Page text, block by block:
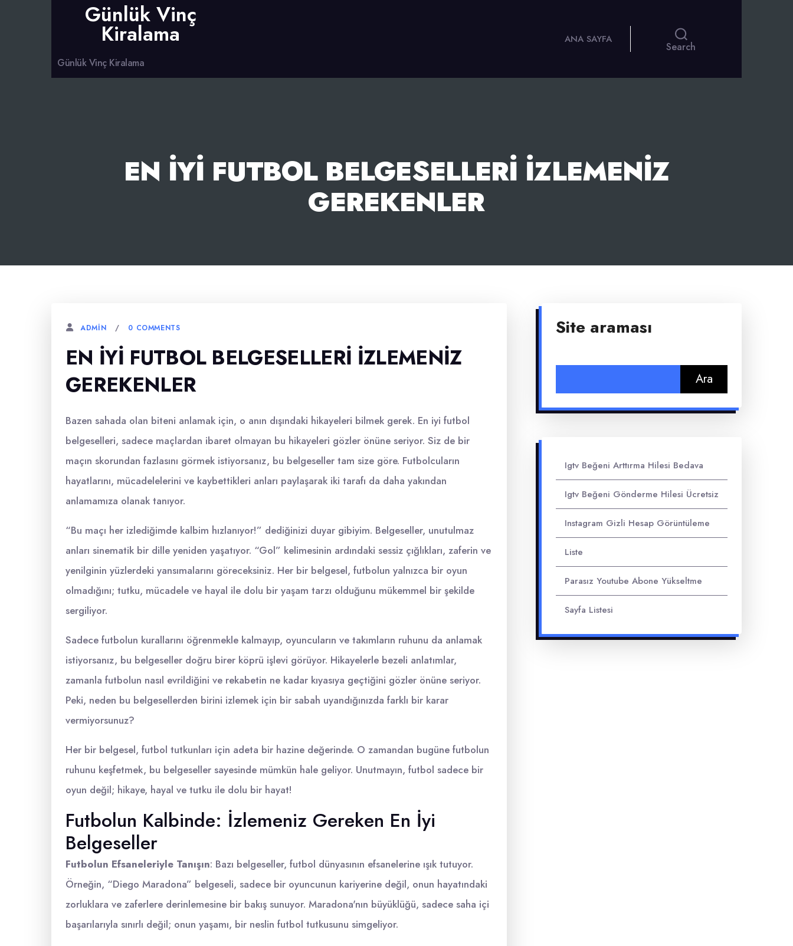
Günlük Vinç
Kiralama
Günlük Vinç Kiralama
ANA SAYFA
Search
EN İYI FUTBOL BELGESELLERI İZLEMENIZ
GEREKENLER
ADMIN 0 COMMENTS
EN İYI FUTBOL BELGESELLERI İZLEMENIZ
GEREKENLER
Bazen sahada olan biteni anlamak için, o anın dışındaki hikayeleri bilmek gerek. En iyi futbol
belgeselleri, sadece maçlardan ibaret olmayan bu hikayeleri gözler önüne seriyor. Siz de bir
maçın skorundan fazlasını görmek istiyorsanız, bu belgeseller tam size göre. Futbolcuların
hayatlarını, mücadelelerini ve kaybettikleri anları paylaşarak iki tarafı da daha yakından
anlamamıza olanak tanıyor.
“Bu maçı her izlediğimde kalbim hızlanıyor!” dediğinizi duyar gibiyim. Belgeseller, unutulmaz
anları sinematik bir dille yeniden yaşatıyor. “Gol” kelimesinin ardındaki sessiz çığlıkları, zaferin ve
yenilginin yüzlerdeki yansımalarını göreceksiniz. Her bir belgesel, futbolun yalnızca bir oyun
olmadığını; tutku, mücadele ve hayal ile dolu bir yaşam tarzı olduğunu mükemmel bir şekilde
sergiliyor.
Sadece futbolun kurallarını öğrenmekle kalmayıp, oyuncuların ve takımların ruhunu da anlamak
istiyorsanız, bu belgeseller doğru birer köprü işlevi görüyor. Hikayelerle bezeli anlatımlar,
zamanla futbolun nasıl evrildiğini ve rekabetin ne kadar kıyasıya geçtiğini gözler önüne seriyor.
Peki, neden bu belgesellerden birini izlemek için bir sabah uyandığınızda farklı bir karar
vermiyorsunuz?
Her bir belgesel, futbol tutkunları için adeta bir hazine değerinde. O zamandan bugüne futbolun
ruhunu keşfetmek, bu belgeseller sayesinde mümkün hale geliyor. Unutmayın, futbol sadece bir
oyun değil; hikaye, hayal ve tutku ile dolu bir hayat!
Futbolun Kalbinde: İzlemeniz Gereken En İyi
Belgeseller
Futbolun Efsaneleriyle Tanışın: Bazı belgeseller, futbol dünyasının efsanelerine ışık tutuyor.
Örneğin, “Diego Maradona” belgeseli, sadece bir oyuncunun kariyerine değil, onun hayatındaki
zorluklara ve zaferlere derinlemesine bir bakış sunuyor. Maradona'nın büyüklüğü, sadece saha içi
başarılarıyla sınırlı değil; onun yaşamı, bir neslin futbol tutkusunu simgeliyor.
Site araması
Igtv Beğeni Arttırma Hilesi Bedava
Igtv Beğeni Gönderme Hilesi Ücretsiz
Instagram Gizli Hesap Görüntüleme
Liste
Parasız Youtube Abone Yükseltme
Sayfa Listesi